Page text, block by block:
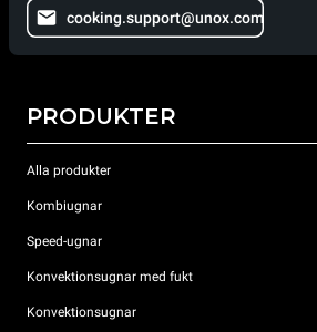
cooking.support@unox.com
PRODUKTER
Alla produkter
Kombiugnar
Speed-ugnar
Konvektionsugnar med fukt
Konvektionsugnar